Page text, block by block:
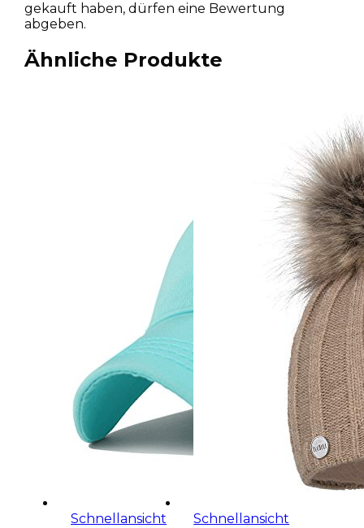
gekauft haben, dürfen eine Bewertung
abgeben.
Ähnliche Produkte
Schnellansicht Schnellansicht